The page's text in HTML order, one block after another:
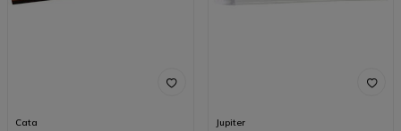
Cata Jupiter